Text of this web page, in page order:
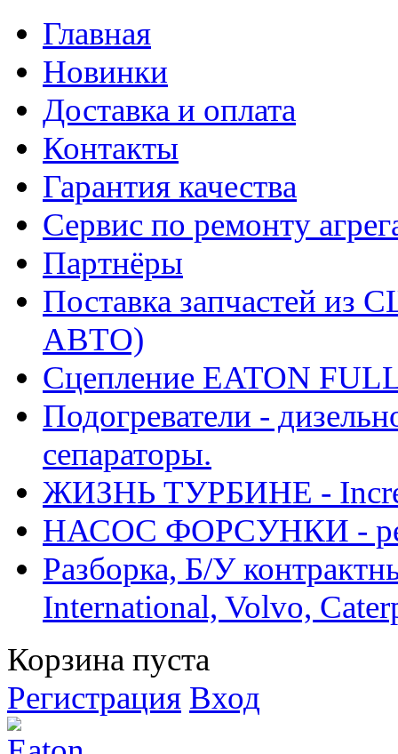
Главная
Новинки
Доставка и оплата
Контакты
Гарантия качества
Сервис по ремонту
Партнёры
Поставка запчастей
АВТО)
Сцепление EATON
Подогреватели -
сепараторы.
ЖИЗНЬ ТУРБИНЕ -
НАСОС ФОРСУНКИ -
Разборка, Б/У
International, Volvo,
Корзина пуста
Регистрация Вход